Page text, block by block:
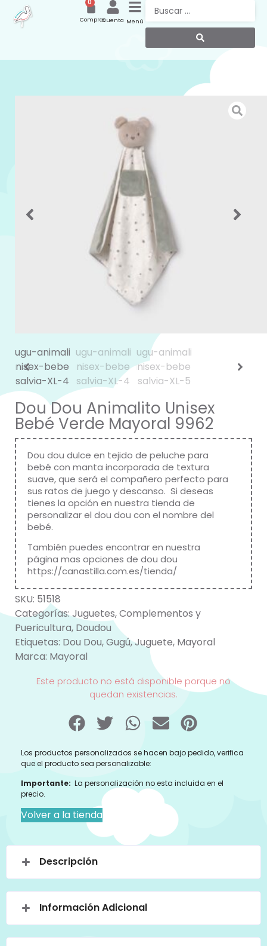
Menú
Cuenta
0
Compras
Dou Dou Animalito Unisex
Bebé Verde Mayoral 9962
Dou dou dulce en tejido de peluche para
bebé con manta incorporada de textura
suave, que será el compañero perfecto para
sus ratos de juego y descanso. Si deseas
tienes la opción en nuestra tienda de
personalizar el dou dou con el nombre del
bebé.
También puedes encontrar en nuestra
página mas opciones de dou dou
https://canastilla.com.es/tienda/
SKU: 51518
Categorías:Juguetes,Complementos y
Puericultura, Doudou
Etiquetas: Dou Dou,Gugú,Juguete, Mayoral
Marca: Mayoral
Este producto no está disponible porque no
quedan existencias.
Los productos personalizados se hacen bajo pedido, verifica
que el producto sea personalizable:
Importante: La personalización no esta incluida en el
precio.
Volver a la tienda
Descripción
Información Adicional